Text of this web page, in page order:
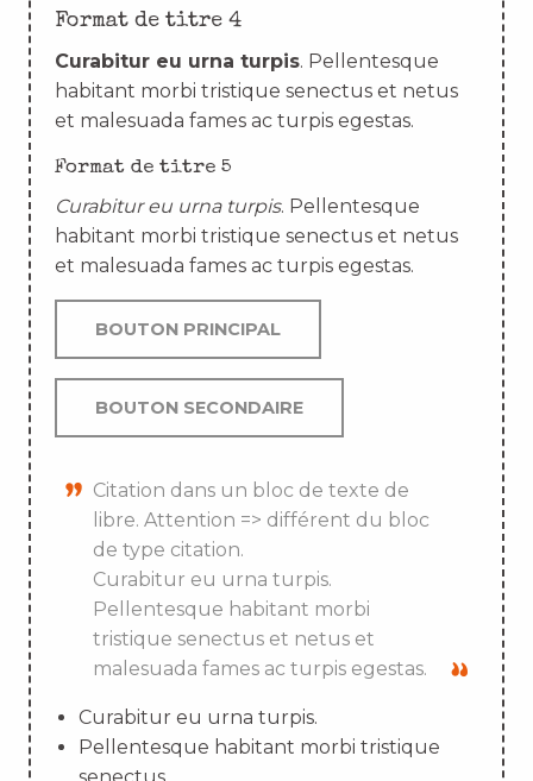
Format de titre 4
Curabitur eu urna turpis. Pellentesque
habitant morbi tristique senectus et netus
et malesuada fames ac turpis egestas.
Format de titre 5
Curabitur eu urna turpis. Pellentesque
habitant morbi tristique senectus et netus
et malesuada fames ac turpis egestas.
BOUTON PRINCIPAL
BOUTON SECONDAIRE
Citation dans un bloc de texte de
libre. Attention => différent du bloc
de type citation.
Curabitur eu urna turpis.
Pellentesque habitant morbi
tristique senectus et netus et
malesuada fames ac turpis egestas.
Curabitur eu urna turpis.
Pellentesque habitant morbi tristique